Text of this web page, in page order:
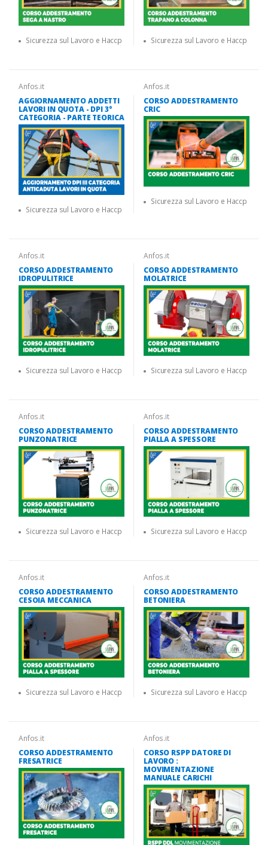
Sicurezza sul Lavoro e Haccp Sicurezza sul Lavoro e Haccp
Anfos.it
AGGIORNAMENTO ADDETTI
LAVORI IN QUOTA - DPI 3°
CATEGORIA - PARTE TEORICA
Sicurezza sul Lavoro e Haccp
Anfos.it
CORSO ADDESTRAMENTO
CRIC
Sicurezza sul Lavoro e Haccp
Anfos.it
CORSO ADDESTRAMENTO
IDROPULITRICE
Sicurezza sul Lavoro e Haccp
Anfos.it
CORSO ADDESTRAMENTO
MOLATRICE
Sicurezza sul Lavoro e Haccp
Anfos.it
CORSO ADDESTRAMENTO
PUNZONATRICE
Sicurezza sul Lavoro e Haccp
Anfos.it
CORSO ADDESTRAMENTO
PIALLA A SPESSORE
Sicurezza sul Lavoro e Haccp
Anfos.it
CORSO ADDESTRAMENTO
CESOIA MECCANICA
Sicurezza sul Lavoro e Haccp
Anfos.it
CORSO ADDESTRAMENTO
BETONIERA
Sicurezza sul Lavoro e Haccp
Anfos.it
CORSO ADDESTRAMENTO
FRESATRICE
Anfos.it
CORSO RSPP DATORE DI
LAVORO :
MOVIMENTAZIONE
MANUALE CARICHI